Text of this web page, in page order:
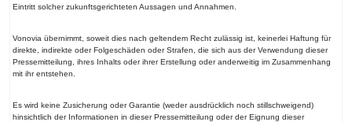
Eintritt solcher zukunftsgerichteten Aussagen und Annahmen.
Vonovia übernimmt, soweit dies nach geltendem Recht zulässig ist, keinerlei Haftung für
direkte, indirekte oder Folgeschäden oder Strafen, die sich aus der Verwendung dieser
Pressemitteilung, ihres Inhalts oder ihrer Erstellung oder anderweitig im Zusammenhang
mit ihr entstehen.
Es wird keine Zusicherung oder Garantie (weder ausdrücklich noch stillschweigend)
hinsichtlich der Informationen in dieser Pressemitteilung oder der Eignung dieser